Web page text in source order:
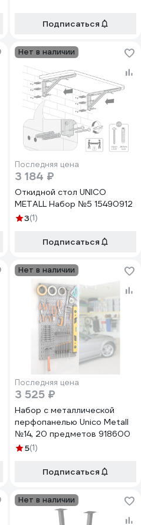
Подписаться
Нет в наличии
Последняя цена
3 184 ₽
Откидной стол UNICO
METALL Набор №5 15490912
3(1)
Подписаться
Нет в наличии
Последняя цена
3 525 ₽
Набор с металлической
перфопанелью Unico Metall
№14, 20 предметов 918600
5(1)
Подписаться
Нет в наличии